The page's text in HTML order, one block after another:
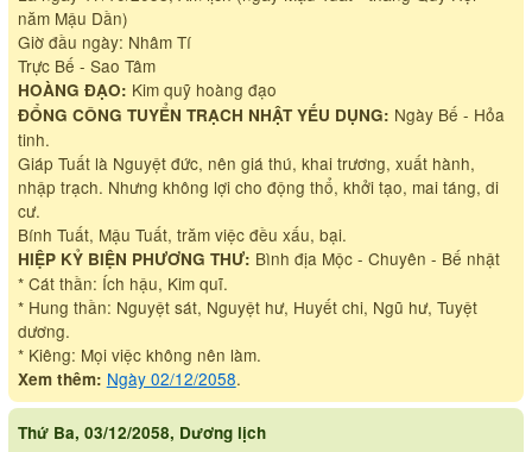
năm Mậu Dần)
Giờ đầu ngày: Nhâm Tí
Trực Bế - Sao Tâm
HOÀNG ĐẠO: Kim quỹ hoàng đạo
ĐỔNG CÔNG TUYỂN TRẠCH NHẬT YẾU DỤNG: Ngày Bế - Hỏa
tinh.
Giáp Tuất là Nguyệt đức, nên giá thú, khai trương, xuất hành,
nhập trạch. Nhưng không lợi cho động thổ, khởi tạo, mai táng, di
cư.
Bính Tuất, Mậu Tuất, trăm việc đều xấu, bại.
HIỆP KỶ BIỆN PHƯƠNG THƯ: Bình địa Mộc - Chuyên - Bế nhật
* Cát thần: Ích hậu, Kim quĩ.
* Hung thần: Nguyệt sát, Nguyệt hư, Huyết chi, Ngũ hư, Tuyệt
dương.
* Kiêng: Mọi việc không nên làm.
Xem thêm: Ngày 02/12/2058.
Thứ Ba, 03/12/2058, Dương lịch